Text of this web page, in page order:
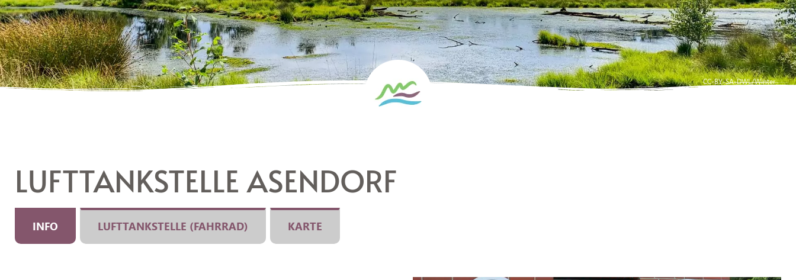
CC-BY-SA-DWL/Winter
LUFTTANKSTELLE ASENDORF
INFO LUFTTANKSTELLE (FAHRRAD) KARTE